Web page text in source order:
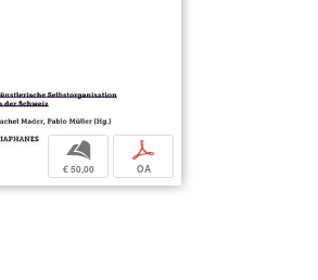
b
€ 50,00
p
OA